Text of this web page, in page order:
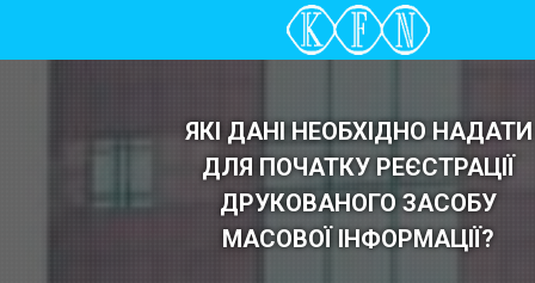
ЯКІ ДАНІ НЕОБХІДНО НАДАТИ
ДЛЯ ПОЧАТКУ РЕЄСТРАЦІЇ
ДРУКОВАНОГО ЗАСОБУ
МАСОВОЇ ІНФОРМАЦІЇ?